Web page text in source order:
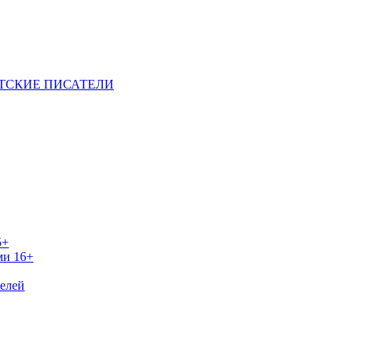
ПИСАТЕЛИ
16+